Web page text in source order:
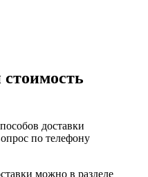
доставки
по телефону
можно в разделе